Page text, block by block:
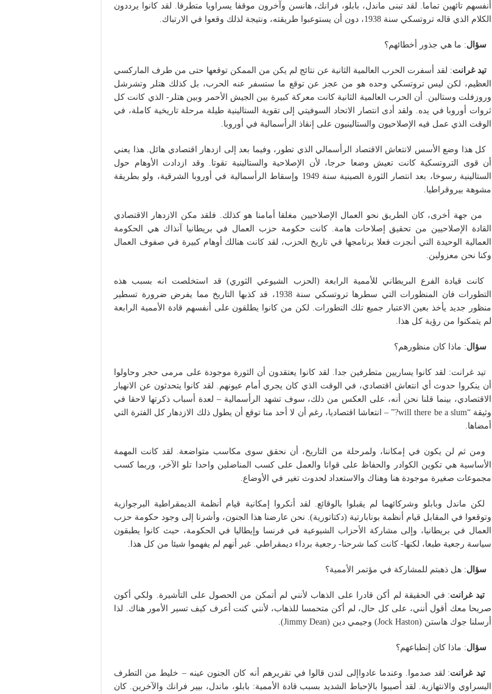
أنفسهم تائهين تماما. لقد تبنى ماندل، بابلو، فرانك، هانسن وآخرون موقفا يسراويا متطرفا. لقد كانوا يرددون
الكلام الذي قاله تروتسكي سنة 1938، دون أن يستوعبوا طريقته، ونتيجة لذلك وقعوا في الارتباك.
سؤال: ما هي جذور أخطائهم؟
تيد غرانت: لقد أسفرت الحرب العالمية الثانية عن نتائج لم يكن من الممكن توقعها حتى من طرف الماركسي
العظيم، لكن ليس تروتسكي وحده هو من عجز عن توقع ما ستسفر عنه الحرب، بل كذلك هتلر وتشرشل
وروزفلت وستالين. أن الحرب العالمية الثانية كانت معركة كبيرة بين الجيش الأحمر وبين هتلر- الذي كانت كل
ثروات أوروبا في يده. ولقد أدى انتصار الاتحاد السوفيتي إلى تقوية الستالينية طيلة مرحلة تاريخية كاملة، في
الوقت الذي عمل فيه الإصلاحيون والستالينيون على إنقاذ الرأسمالية في أوروبا.
كل هذا وضع الأسس لانتعاش الاقتصاد الرأسمالي الذي تطور، وفيما بعد إلى ازدهار اقتصادي هائل. هذا يعني
أن قوى التروتسكية كانت تعيش وضعا حرجا، لأن الإصلاحية والستالينية تقوتا. وقد ازدادت الأوهام حول
الستالينية رسوخا، بعد انتصار الثورة الصينية سنة 1949 وإسقاط الرأسمالية في أوروبا الشرقية، ولو بطريقة
مشوهة بيروقراطيا.
من جهة أخرى، كان الطريق نحو العمال الإصلاحيين مغلقا أمامنا هو كذلك. فلقد مكن الازدهار الاقتصادي
القادة الإصلاحيين من تحقيق إصلاحات هامة. كانت حكومة حزب العمال في بريطانيا آنذاك هي الحكومة
العمالية الوحيدة التي أنجزت فعلا برنامجها في تاريخ الحزب، لقد كانت هنالك أوهام كبيرة في صفوف العمال
وكنا نحن معزولين.
كانت قيادة الفرع البريطاني للأممية الرابعة (الحزب الشيوعي الثوري) قد استخلصت انه بسبب هذه
التطورات فان المنظورات التي سطرها تروتسكي سنة 1938، قد كذبها التاريخ مما يفرض ضرورة تسطير
منظور جديد يأخذ بعين الاعتبار جميع تلك التطورات. لكن من كانوا يطلقون على أنفسهم قادة الأممية الرابعة
لم يتمكنوا من رؤية كل هذا.
سؤال: ماذا كان منظورهم؟
تيد غرانت: لقد كانوا يساريين متطرفين جدا. لقد كانوا يعتقدون أن الثورة موجودة على مرمى حجر وحاولوا
أن ينكروا حدوث أي انتعاش اقتصادي، في الوقت الذي كان يجري أمام عيونهم. لقد كانوا يتحدثون عن الانهيار
الاقتصادي، بينما قلنا نحن أنه، على العكس من ذلك، سوف تشهد الرأسمالية – لعدة أسباب ذكرتها لاحقا في
وثيقة “will there be a slum? ” – انتعاشا اقتصاديا، رغم أن لا أحد منا توقع أن يطول ذلك الازدهار كل الفترة التي
أمضاها.
ومن ثم لن يكون في إمكاننا، ولمرحلة من التاريخ، أن نحقق سوى مكاسب متواضعة. لقد كانت المهمة
الأساسية هي تكوين الكوادر والحفاظ على قوانا والعمل على كسب المناضلين واحدا تلو الآخر، وربما كسب
مجموعات صغيرة موجودة هنا وهناك والاستعداد لحدوث تغير في الأوضاع.
لكن ماندل وبابلو وشركائهما لم يقبلوا بالوقائع. لقد أنكروا إمكانية قيام أنظمة الديمقراطية البرجوازية
وتوقعوا في المقابل قيام أنظمة بونابارتية (دكتاتورية). نحن عارضنا هذا الجنون، وأشرنا إلى وجود حكومة حزب
العمال في بريطانيا، وإلى مشاركة الأحزاب الشيوعية في فرنسا وإيطاليا في الحكومة، حيث كانوا يطبقون
سياسة رجعية طبعا، لكنها- كانت كما شرحنا- رجعية برداء ديمقراطي. غير أنهم لم يفهموا شيئا من كل هذا.
سؤال: هل ذهبتم للمشاركة في مؤتمر الأممية؟
تيد غرانت: في الحقيقة لم أكن قادرا على الذهاب لأنني لم أتمكن من الحصول على التأشيرة. ولكي أكون
صريحا معك أقول أنني، على كل حال، لم أكن متحمسا للذهاب، لأنني كنت أعرف كيف تسير الأمور هناك. لذا
أرسلنا جوك هاستن (Jock Haston) وجيمي دين (Jimmy Dean).
سؤال: ماذا كان إنطباعهم؟
تيد غرانت: لقد صدموا. وعندما عادواإلى لندن قالوا في تقريرهم أنه كان الجنون عينه – خليط من التطرف
اليسراوي والانتهازية. لقد أصيبوا بالإحباط الشديد بسبب قادة الأممية: بابلو، ماندل، بيير فرانك والآخرين. كان